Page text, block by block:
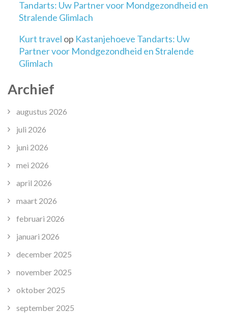
Tandarts: Uw Partner voor Mondgezondheid en
Stralende Glimlach
Kurt travel op Kastanjehoeve Tandarts: Uw
Partner voor Mondgezondheid en Stralende
Glimlach
Archief
augustus 2026
juli 2026
juni 2026
mei 2026
april 2026
maart 2026
februari 2026
januari 2026
december 2025
november 2025
oktober 2025
september 2025